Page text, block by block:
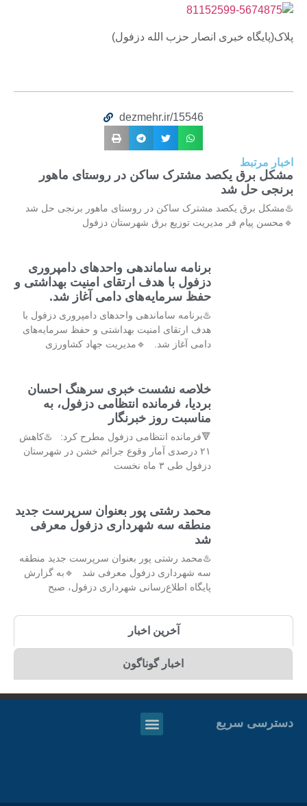
پلاک(پایگاه خبری انصار حزب الله دزفول)
dezmehr.ir/15546
اخبار مرتبط
مشکل برق یکصد مشترک ساکن در روستای ماهور
برنجی حل شد
♨️مشکل برق یکصد مشترک ساکن در روستای ماهور برنجی حل شد
🔹محسن پیام فر مدیریت توزیع برق شهرستان دزفول
برنامه ساماندهی واحدهای دامپروری
دزفول با هدف ارتقای امنیت بهداشتی و
حفظ سرمایه‌های دامی آغاز شد.
♨️برنامه ساماندهی واحدهای دامپروری دزفول با
هدف ارتقای امنیت بهداشتی و حفظ سرمایه‌های
دامی آغاز شد. 🔹مدیریت جهاد کشاورزی
خلاصه نشست خبری سرهنگ احسان
بردیا، فرمانده انتظامی دزفول، به
مناسبت روز خبرنگار
🔻فرمانده انتظامی دزفول مطرح کرد: ♨️کاهش
۲۱ درصدی آمار وقوع جرائم خشن در شهرستان
دزفول طی ۳ ماه نخست
محمد رشتی پور بعنوان سرپرست جدید
منطقه سه شهرداری دزفول معرفی
شد
♨️محمد رشتی پور بعنوان سرپرست جدید منطقه
سه شهرداری دزفول معرفی شد 🔹به گزارش
پایگاه اطلاع‌رسانی شهرداری دزفول، صبح
آخرین اخبار
اخبار گوناگون
دسترسی سریع